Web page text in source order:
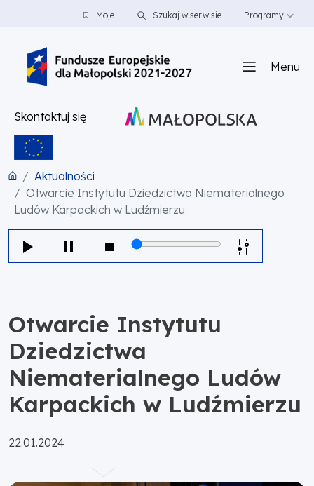
PRZEJDŹ DO TREŚCI
PRZEJDŹ DO MENUMoje Szukaj w serwisie Programy
Menu
Skontaktuj się
Aktualności
Otwarcie Instytutu Dziedzictwa Niematerialnego
Ludów Karpackich w Ludźmierzu
Otwarcie Instytutu
Dziedzictwa
Niematerialnego Ludów
Karpackich w Ludźmierzu
Opublikowano:
22.01.2024